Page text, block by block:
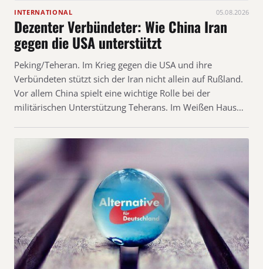
INTERNATIONAL 05.08.2026
Dezenter Verbündeter: Wie China Iran
gegen die USA unterstützt
Peking/Teheran. Im Krieg gegen die USA und ihre
Verbündeten stützt sich der Iran nicht allein auf Rußland.
Vor allem China spielt eine wichtige Rolle bei der
militärischen Unterstützung Teherans. Im Weißen Haus…